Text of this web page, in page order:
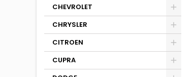
CHEVROLET
CHRYSLER
CITROEN
CUPRA